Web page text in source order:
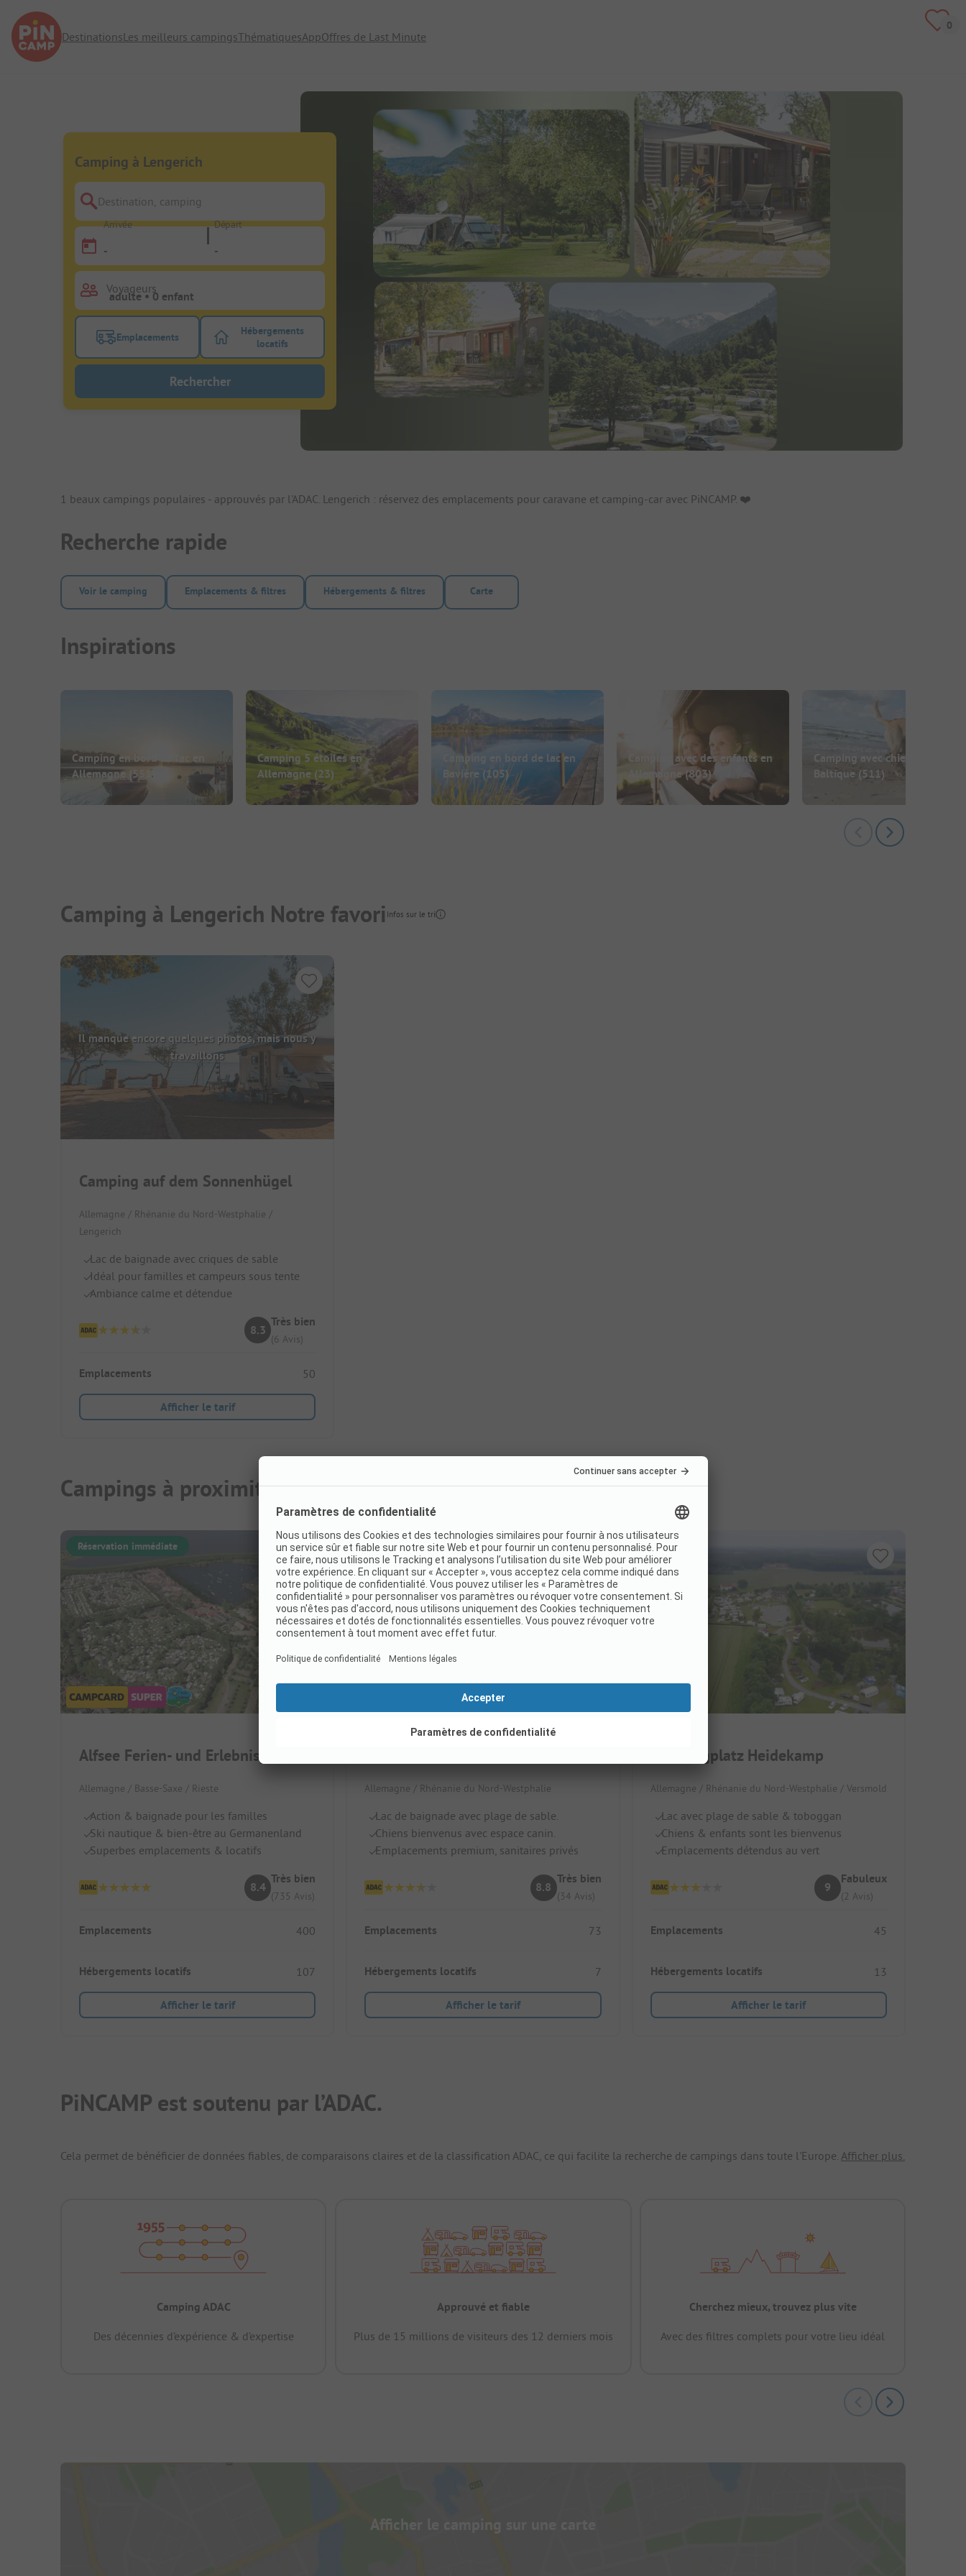
DestinationsLes meilleurs campingsThématiquesAppOffres de Last Minute
Camping à Lengerich
Destination, camping
Arrivée
-
Départ
-
Voyageurs
Activez le bouton de filtre emplacements pour rechercher emplacements
Emplacements Activez le bouton de filtre hebergements-locatifs pour rechercher hebergements-locatifs
Hébergements
locatifs
Rechercher
1 beaux campings populaires - approuvés par l'ADAC. Lengerich : réservez des emplacements pour caravane et camping-car avec PiNCAMP. ❤️️
Recherche rapide
Voir le camping Emplacements & filtres Hébergements & filtres Carte
Inspirations
Camping en bord de lac en
Allemagne (551)
Camping 5 étoiles en
Allemagne (23)
Camping en bord de lac en
Bavière(105)
Camping avec des enfants en
Allemagne(803)
Camping avec chien à la mer
Baltique (511)
Camping à Lengerich Notre favori Infos sur le tri
Il manque encore quelques photos, mais nous y
travaillons
Camping auf dem Sonnenhügel
Allemagne / Rhénanie du Nord-Westphalie /
Lengerich
Lac de baignade avec criques de sable
Idéal pour familles et campeurs sous tente
Ambiance calme et détendue
8.3
Très bien
(6 Avis)
Emplacements 50
Afficher le tarif
Campings à proximité
Réservation immédiate
Alfsee Ferien- und Erlebnispark
Allemagne / Basse-Saxe / Rieste
Action & baignade pour les familles
Ski nautique & bien-être au Germanenland
Superbes emplacements & locatifs
8.4
Très bien
(735 Avis)
Emplacements 400
Hébergements locatifs 107
Afficher le tarif
Réservation immédiate
Allemagne / Rhénanie du Nord-Westphalie
Lac de baignade avec plage de sable.
Chiens bienvenus avec espace canin.
Emplacements premium, sanitaires privés
8.8
Très bien
(34 Avis)
Emplacements 73
Hébergements locatifs 7
Afficher le tarif
Campingplatz Heidekamp
Allemagne / Rhénanie du Nord-Westphalie / Versmold
Lac avec plage de sable & toboggan
Chiens & enfants sont les bienvenus
Emplacements détendus au vert
9
Fabuleux
(2 Avis)
Emplacements 45
Hébergements locatifs 13
Afficher le tarif
PiNCAMP est soutenu par l’ADAC.
Cela permet de bénéficier de données fiables, de comparaisons claires et de la classification ADAC, ce qui facilite la recherche de campings dans toute l'Europe. Afficher plus.
Camping ADAC
Des décennies d’expérience & d’expertise
Approuvé et fiable
Plus de 15 millions de visiteurs des 12 derniers mois
Cherchez mieux, trouvez plus vite
Avec des filtres complets pour votre lieu idéal
Afficher le camping sur une carte